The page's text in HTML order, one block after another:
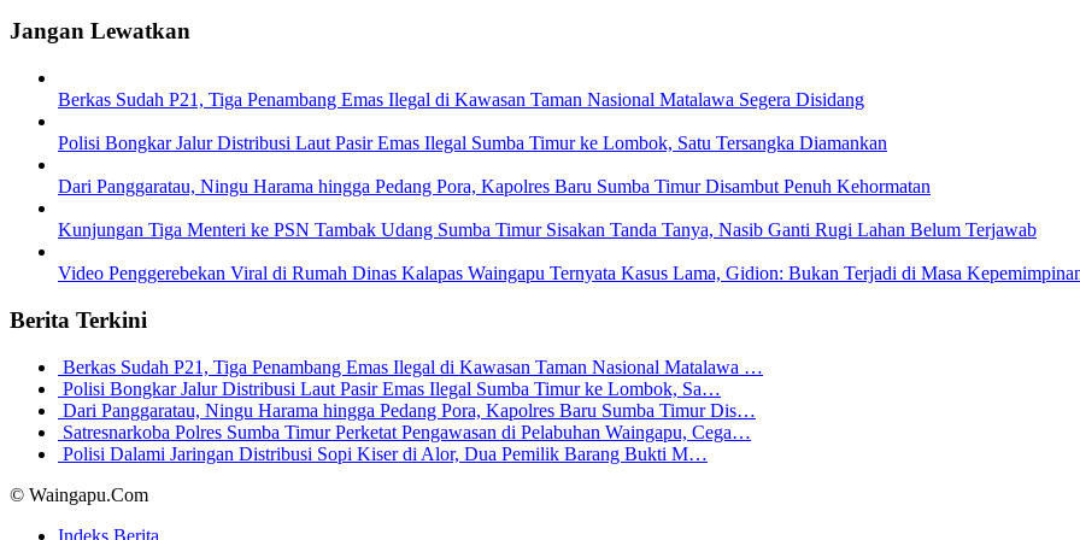
Jangan Lewatkan
Berkas Sudah P21, Tiga Penambang Emas Ilegal di Kawasan Taman Nasional Matalawa Segera Disidang
Polisi Bongkar Jalur Distribusi Laut Pasir Emas Ilegal Sumba Timur ke Lombok, Satu Tersangka Diamankan
Dari Panggaratau, Ningu Harama hingga Pedang Pora, Kapolres Baru Sumba Timur Disambut Penuh Kehormatan
Kunjungan Tiga Menteri ke PSN Tambak Udang Sumba Timur Sisakan Tanda Tanya, Nasib Ganti Rugi Lahan Belum Terjawab
Video Penggerebekan Viral di Rumah Dinas Kalapas Waingapu Ternyata Kasus Lama, Gidion: Bukan Terjadi di Masa
Berita Terkini
Berkas Sudah P21, Tiga Penambang Emas Ilegal di Kawasan Taman Nasional Matalawa …
Polisi Bongkar Jalur Distribusi Laut Pasir Emas Ilegal Sumba Timur ke Lombok, Sa…
Dari Panggaratau, Ningu Harama hingga Pedang Pora, Kapolres Baru Sumba Timur Dis…
Satresnarkoba Polres Sumba Timur Perketat Pengawasan di Pelabuhan Waingapu, Cega…
Polisi Dalami Jaringan Distribusi Sopi Kiser di Alor, Dua Pemilik Barang Bukti M…
© Waingapu.Com
Indeks Berita